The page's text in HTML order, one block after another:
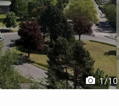
1/10